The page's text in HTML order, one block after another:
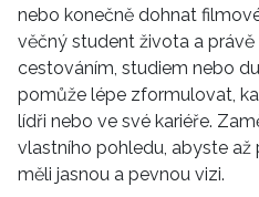
nebo konečně dohnat
věčný student života a
cestováním, studiem nebo
pomůže lépe zformulovat,
lídři nebo ve své kariéře.
vlastního pohledu, abyste až
měli jasnou a pevnou vizi.